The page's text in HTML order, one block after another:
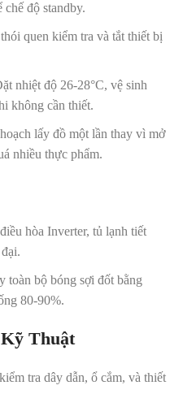
độ standby.
quen kiểm tra và tắt thiết bị
nhiệt độ 26-28°C, vệ sinh
không cần thiết.
lấy đồ một lần thay vì mở
nhiều thực phẩm.
hòa Inverter, tủ lạnh tiết
toàn bộ bóng sợi đốt bằng
80-90%.
Thuật
tra dây dẫn, ổ cắm, và thiết